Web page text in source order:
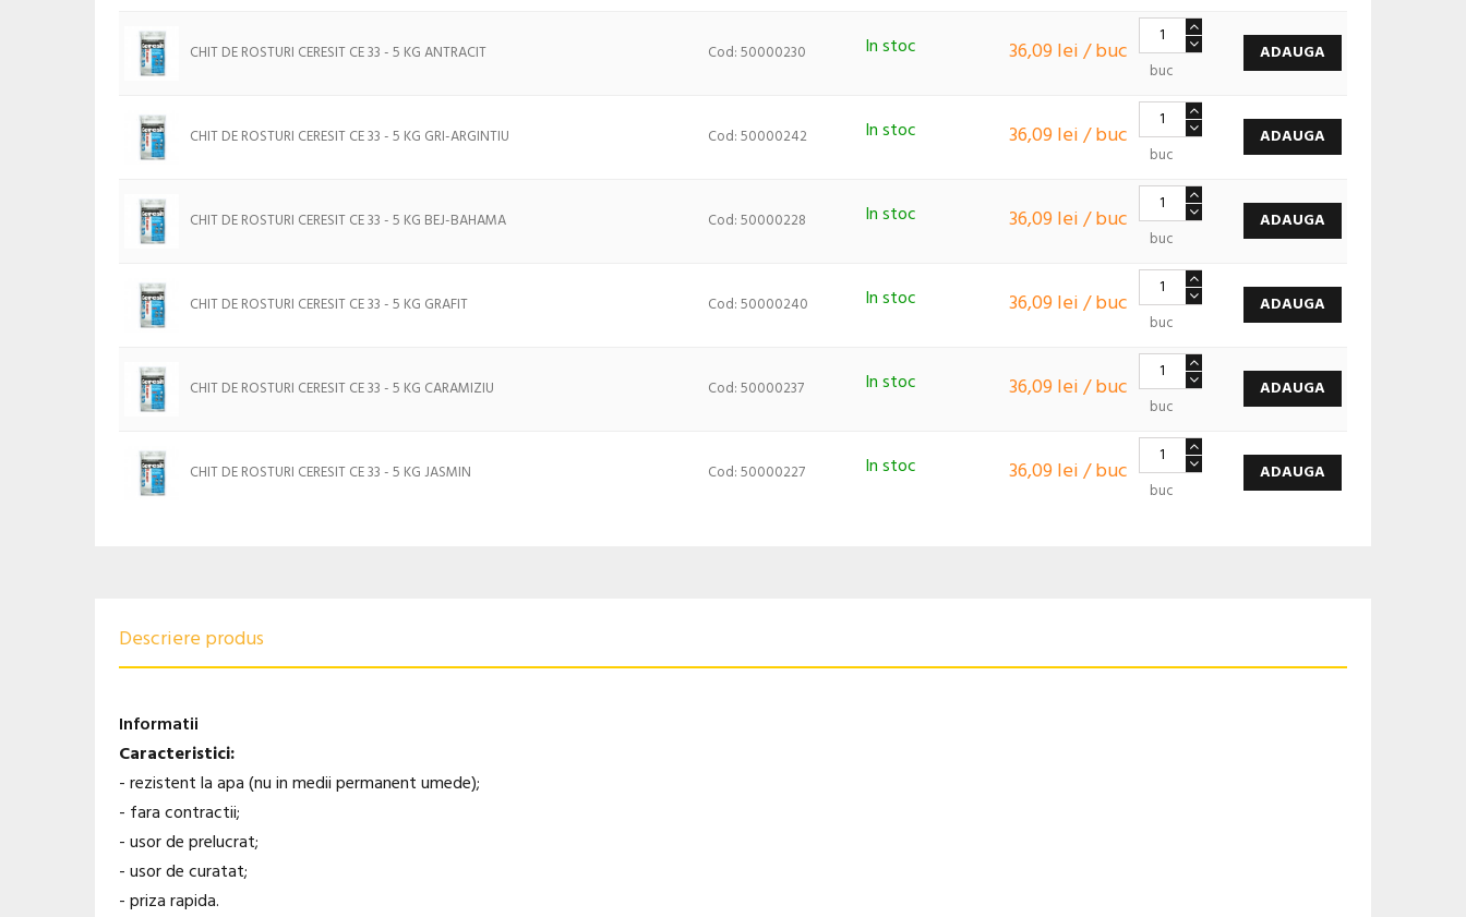
CHIT DE ROSTURI CERESIT CE 33 - 5 KG ANTRACIT Cod: 50000230 In stoc 36,09 lei / buc
buc
ADAUGA
CHIT DE ROSTURI CERESIT CE 33 - 5 KG GRI-ARGINTIU Cod: 50000242 In stoc 36,09 lei / buc
buc
ADAUGA
CHIT DE ROSTURI CERESIT CE 33 - 5 KG BEJ-BAHAMA Cod: 50000228 In stoc 36,09 lei / buc
buc
ADAUGA
CHIT DE ROSTURI CERESIT CE 33 - 5 KG GRAFIT Cod: 50000240 In stoc 36,09 lei / buc
buc
ADAUGA
CHIT DE ROSTURI CERESIT CE 33 - 5 KG CARAMIZIU Cod: 50000237 In stoc 36,09 lei / buc
buc
ADAUGA
CHIT DE ROSTURI CERESIT CE 33 - 5 KG JASMIN Cod: 50000227 In stoc 36,09 lei / buc
buc
ADAUGA
Descriere produs
Informatii
Caracteristici:
- rezistent la apa (nu in medii permanent umede);
- fara contractii;
- usor de prelucrat;
- usor de curatat;
- priza rapida.